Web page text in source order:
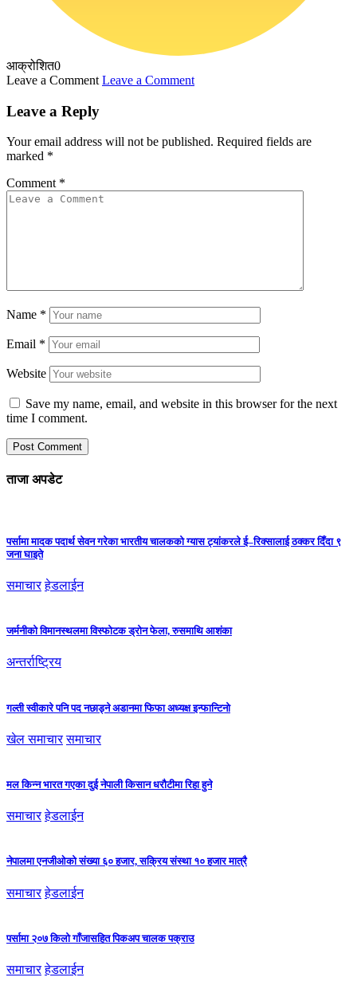
आक्रोशित0
Leave a Comment Leave a Comment
Leave a Reply
Your email address will not be published. Required fields are
marked *
Comment *
Name *
Email *
Website
Save my name, email, and website in this browser for the next
time I comment.
ताजा अपडेट
पर्सामा मादक पदार्थ सेवन गरेका भारतीय चालकको ग्यास ट्यांकरले ई–रिक्सालाई ठक्कर दिँदा ९
जना घाइते
समाचार हेडलाईन
जर्मनीको विमानस्थलमा विस्फोटक ड्रोन फेला, रुसमाथि आशंका
अन्तर्राष्ट्रिय
गल्ती स्वीकारे पनि पद नछाड्ने अडानमा फिफा अध्यक्ष इन्फान्टिनो
खेल समाचार समाचार
मल किन्न भारत गएका दुई नेपाली किसान धरौटीमा रिहा हुने
समाचार हेडलाईन
नेपालमा एनजीओको संख्या ६० हजार, सक्रिय संस्था १० हजार मात्रै
समाचार हेडलाईन
पर्सामा २०७ किलो गाँजासहित पिकअप चालक पक्राउ
समाचार हेडलाईन